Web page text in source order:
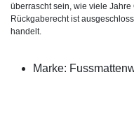
überrascht sein, wie viele Jahre
Rückgaberecht ist
handelt.
Marke: